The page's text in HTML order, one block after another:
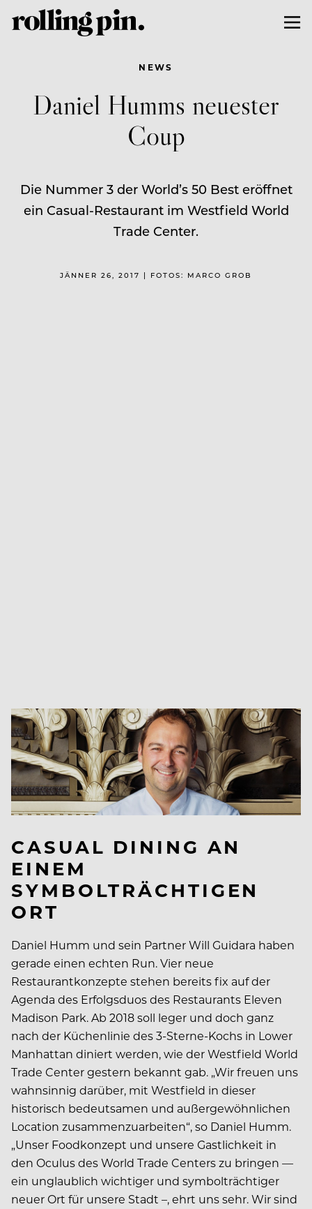
NEWS
Daniel Humms neuester
Coup
Die Nummer 3 der World’s 50 Best eröffnet
ein Casual-Restaurant im Westfield World
Trade Center.
JÄNNER 26, 2017 | FOTOS: MARCO GROB
CASUAL DINING AN
EINEM
SYMBOLTRÄCHTIGEN
ORT
Daniel Humm und sein Partner Will Guidara haben
gerade einen echten Run. Vier neue
Restaurantkonzepte stehen bereits fix auf der
Agenda des Erfolgsduos des Restaurants Eleven
Madison Park. Ab 2018 soll leger und doch ganz
nach der Küchenlinie des 3-Sterne-Kochs in Lower
Manhattan diniert werden, wie der Westfield World
Trade Center gestern bekannt gab. „Wir freuen uns
wahnsinnig darüber, mit Westfield in dieser
historisch bedeutsamen und außergewöhnlichen
Location zusammenzuarbeiten“, so Daniel Humm.
„Unser Foodkonzept und unsere Gastlichkeit in
den Oculus des World Trade Centers zu bringen —
ein unglaublich wichtiger und symbolträchtiger
neuer Ort für unsere Stadt –, ehrt uns sehr. Wir sind